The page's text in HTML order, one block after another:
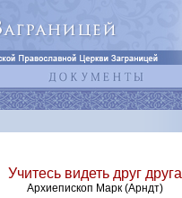
Учитесь видеть друг друга
Архиепископ Марк (Арндт)